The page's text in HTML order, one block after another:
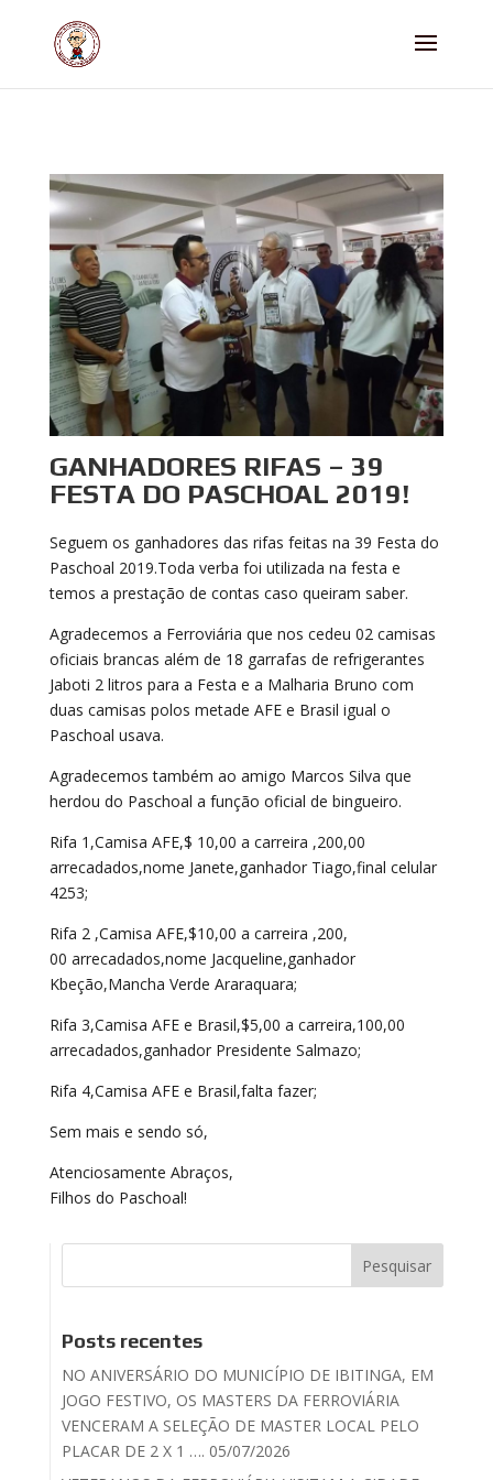
GANHADORES RIFAS – 39
FESTA DO PASCHOAL 2019!
Seguem os ganhadores das rifas feitas na 39 Festa do
Paschoal 2019.Toda verba foi utilizada na festa e
temos a prestação de contas caso queiram saber.
Agradecemos a Ferroviária que nos cedeu 02 camisas
oficiais brancas além de 18 garrafas de refrigerantes
Jaboti 2 litros para a Festa e a Malharia Bruno com
duas camisas polos metade AFE e Brasil igual o
Paschoal usava.
Agradecemos também ao amigo Marcos Silva que
herdou do Paschoal a função oficial de bingueiro.
Rifa 1,Camisa AFE,$ 10,00 a carreira ,200,00
arrecadados,nome Janete,ganhador Tiago,final celular
4253;
Rifa 2 ,Camisa AFE,$10,00 a carreira ,200,
00 arrecadados,nome Jacqueline,ganhador
Kbeção,Mancha Verde Araraquara;
Rifa 3,Camisa AFE e Brasil,$5,00 a carreira,100,00
arrecadados,ganhador Presidente Salmazo;
Rifa 4,Camisa AFE e Brasil,falta fazer;
Sem mais e sendo só,
Atenciosamente Abraços,
Filhos do Paschoal!
Posts recentes
NO ANIVERSÁRIO DO MUNICÍPIO DE IBITINGA, EM
JOGO FESTIVO, OS MASTERS DA FERROVIÁRIA
VENCERAM A SELEÇÃO DE MASTER LOCAL PELO
PLACAR DE 2 X 1 …. 05/07/2026